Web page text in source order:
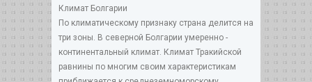
Климат Болгарии
По климатическому признаку страна делится на
три зоны. В северной Болгарии умеренно -
континентальный климат. Климат Тракийской
равнины по многим своим характеристикам